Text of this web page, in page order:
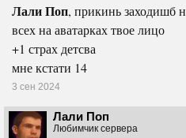
Лали Поп, прикинь заходишб
всех на аватарках твое лицо
+1 страх детсва
мне кстати 14
3 сен 2024
Лали Поп
Любимчик сервера